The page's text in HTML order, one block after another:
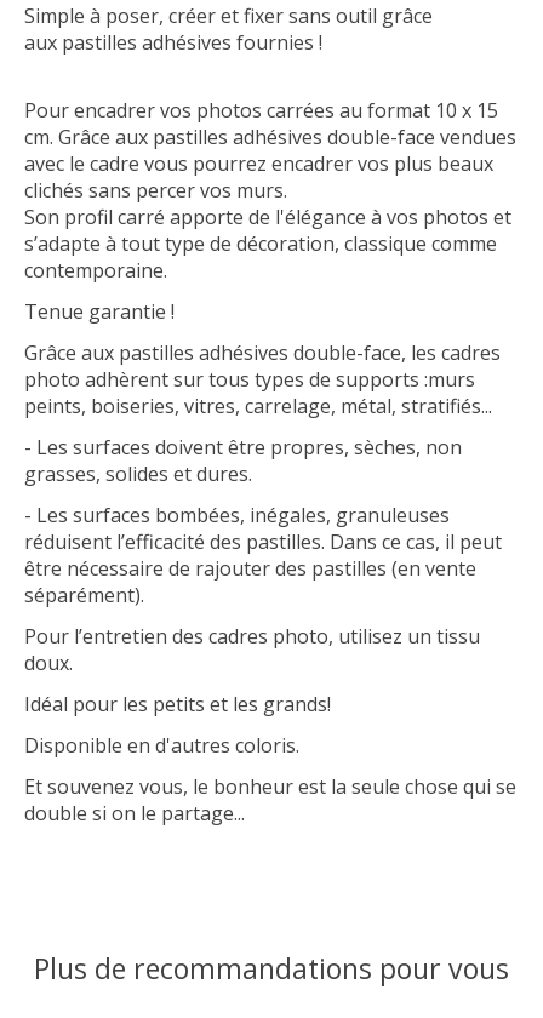
Simple à poser, créer et fixer sans outil grâce
aux pastilles adhésives fournies !
Pour encadrer vos photos carrées au format 10 x 15
cm. Grâce aux pastilles adhésives double-face vendues
avec le cadre vous pourrez encadrer vos plus beaux
clichés sans percer vos murs.
Son profil carré apporte de l'élégance à vos photos et
s’adapte à tout type de décoration, classique comme
contemporaine.
Tenue garantie !
Grâce aux pastilles adhésives double-face, les cadres
photo adhèrent sur tous types de supports :murs
peints, boiseries, vitres, carrelage, métal, stratifiés...
- Les surfaces doivent être propres, sèches, non
grasses, solides et dures.
- Les surfaces bombées, inégales, granuleuses
réduisent l’efficacité des pastilles. Dans ce cas, il peut
être nécessaire de rajouter des pastilles (en vente
séparément).
Pour l’entretien des cadres photo, utilisez un tissu
doux.
Idéal pour les petits et les grands!
Disponible en d'autres coloris.
Et souvenez vous, le bonheur est la seule chose qui se
double si on le partage...
Plus de recommandations pour vous